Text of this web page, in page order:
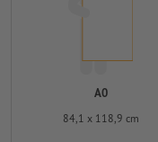
A0
84,1 x 118,9 cm